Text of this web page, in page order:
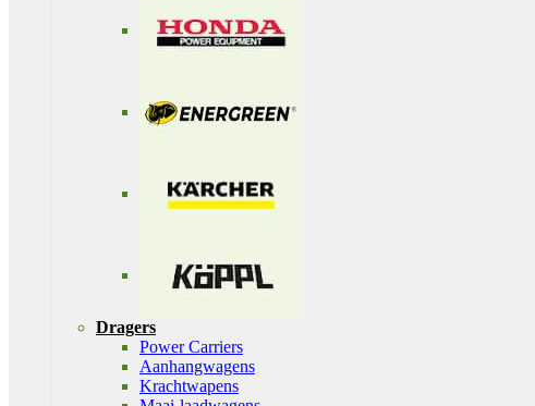
Dragers
Power Carriers
Aanhangwagens
Krachtwapens